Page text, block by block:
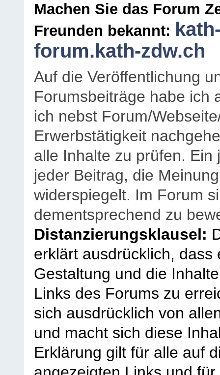
Machen Sie das Forum
Freunden bekannt:
forum.kath-zdw.ch
Auf die Veröffentlichung
Forumsbeiträge habe ich
ich nebst Forum/
Erwerbstätigkeit
alle Inhalte zu prüfen.
jeder Beitrag, die
widerspiegelt. Im Forum
dementsprechend zu
Distanzierungsklausel:
erklärt ausdrücklich,
Gestaltung und die
Links des Forums zu
sich ausdrücklich von
und macht sich diese
Erklärung gilt für alle auf